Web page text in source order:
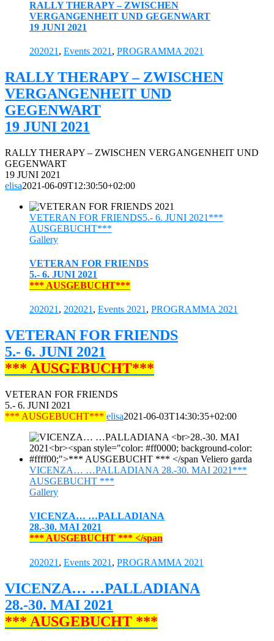
RALLY THERAPY – ZWISCHEN
VERGANGENHEIT UND GEGENWART
19 JUNI 2021
202021 , Events 2021 , PROGRAMMA 2021
RALLY THERAPY – ZWISCHEN
VERGANGENHEIT UND
GEGENWART
19 JUNI 2021
RALLY THERAPY – ZWISCHEN VERGANGENHEIT UND
GEGENWART
19 JUNI 2021
elisa2021-06-09T12:30:50+02:00
VETERAN FOR FRIENDS5.- 6. JUNI 2021***
AUSGEBUCHT***
Gallery
VETERAN FOR FRIENDS
5.- 6. JUNI 2021
*** AUSGEBUCHT***
202021 , 202021 , Events 2021 , PROGRAMMA 2021
VETERAN FOR FRIENDS
5.- 6. JUNI 2021
*** AUSGEBUCHT***
VETERAN FOR FRIENDS
5.- 6. JUNI 2021
*** AUSGEBUCHT*** elisa2021-06-03T14:30:35+02:00
VICENZA… …PALLADIANA 28.-30. MAI 2021***
AUSGEBUCHT ***
Gallery
VICENZA… …PALLADIANA
28.-30. MAI 2021
*** AUSGEBUCHT *** </span
202021 , Events 2021 , PROGRAMMA 2021
VICENZA… …PALLADIANA
28.-30. MAI 2021
*** AUSGEBUCHT ***